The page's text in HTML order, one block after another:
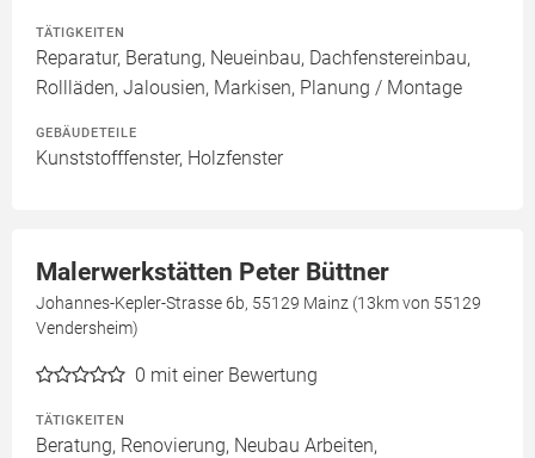
TÄTIGKEITEN
Reparatur, Beratung, Neueinbau, Dachfenstereinbau,
Rollläden, Jalousien, Markisen, Planung / Montage
GEBÄUDETEILE
Kunststofffenster, Holzfenster
Malerwerkstätten Peter Büttner
Johannes-Kepler-Strasse 6b, 55129 Mainz (13km von 55129
Vendersheim)
0 mit einer Bewertung
TÄTIGKEITEN
Beratung, Renovierung, Neubau Arbeiten,